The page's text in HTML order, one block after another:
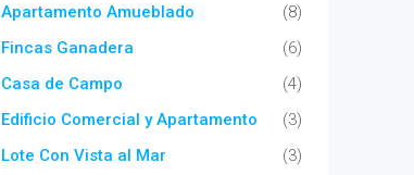
Apartamento Amueblado
(8)
Fincas Ganadera
(6)
Casa de Campo
(4)
Edificio Comercial y Apartamento
(3)
Lote Con Vista al Mar
(3)